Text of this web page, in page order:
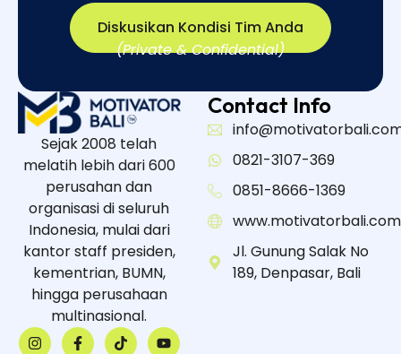
Diskusikan Kondisi Tim Anda
(Private & Confidential)
Sejak 2008 telah
melatih lebih dari 600
perusahan dan
organisasi di seluruh
Indonesia, mulai dari
kantor staff presiden,
kementrian, BUMN,
hingga perusahaan
multinasional.
Contact Info
0821-3107-369
0851-8666-1369
www.motivatorbali.com
Jl. Gunung Salak No
189, Denpasar, Bali